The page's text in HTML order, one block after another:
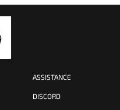
ASSISTANCE
DISCORD